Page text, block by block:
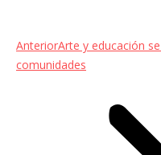
AnteriorEntrada
anterior:
Arte y educación
comunidades